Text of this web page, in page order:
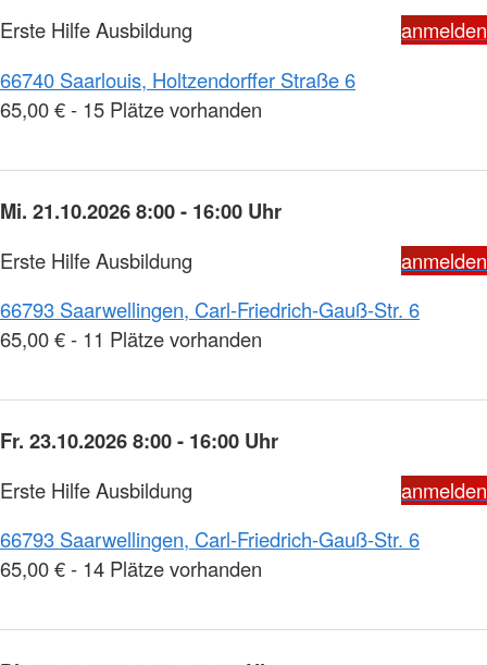
Erste Hilfe Ausbildung
anmelden
66740 Saarlouis, Holtzendorffer Straße 6
65,00 € - 15 Plätze vorhanden
Mi. 21.10.2026 8:00 - 16:00 Uhr
Erste Hilfe Ausbildung
anmelden
66793 Saarwellingen, Carl-Friedrich-Gauß-Str. 6
65,00 € - 11 Plätze vorhanden
Fr. 23.10.2026 8:00 - 16:00 Uhr
Erste Hilfe Ausbildung
anmelden
66793 Saarwellingen, Carl-Friedrich-Gauß-Str. 6
65,00 € - 14 Plätze vorhanden